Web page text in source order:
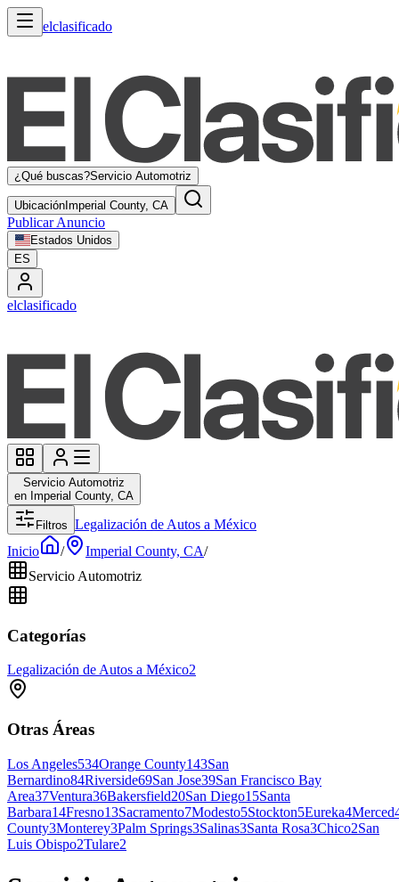
elclasificado
¿Qué buscas?Servicio Automotriz
Ubicación Imperial County, CA
Publicar Anuncio
Estados Unidos
ES
elclasificado
Servicio Automotriz
en Imperial County, CA
Filtros Legalización de Autos a México
Inicio
/ Imperial County, CA/
Servicio Automotriz
Categorías
Legalización de Autos a México2
Otras Áreas
Los Angeles534Orange County143San
Bernardino84Riverside69San Jose39San Francisco Bay
Area37Ventura36Bakersfield20San Diego15Santa
Barbara14Fresno13Sacramento7Modesto5Stockton5Eureka4Merced
County3Monterey3Palm Springs3Salinas3Santa Rosa3Chico2San
Luis Obispo2Tulare2